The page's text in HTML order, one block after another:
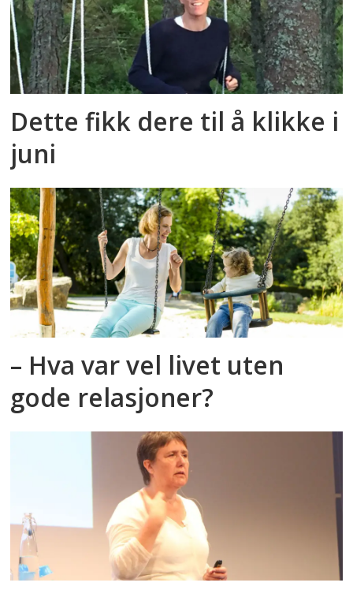
Dette fikk dere til å klikke i
juni
– Hva var vel livet uten
gode relasjoner?